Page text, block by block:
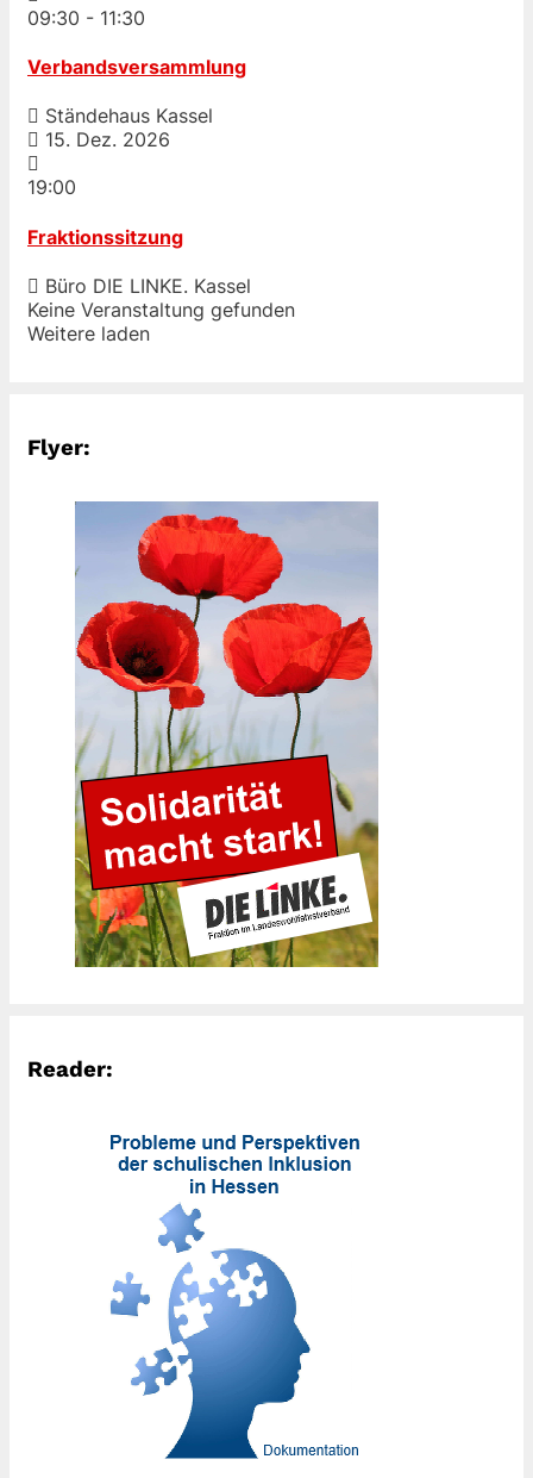
09:30 - 11:30
Verbandsversammlung
Ständehaus Kassel
15. Dez. 2026
19:00
Fraktionssitzung
Büro DIE LINKE. Kassel
Keine Veranstaltung gefunden
Weitere laden
Flyer:
Reader: